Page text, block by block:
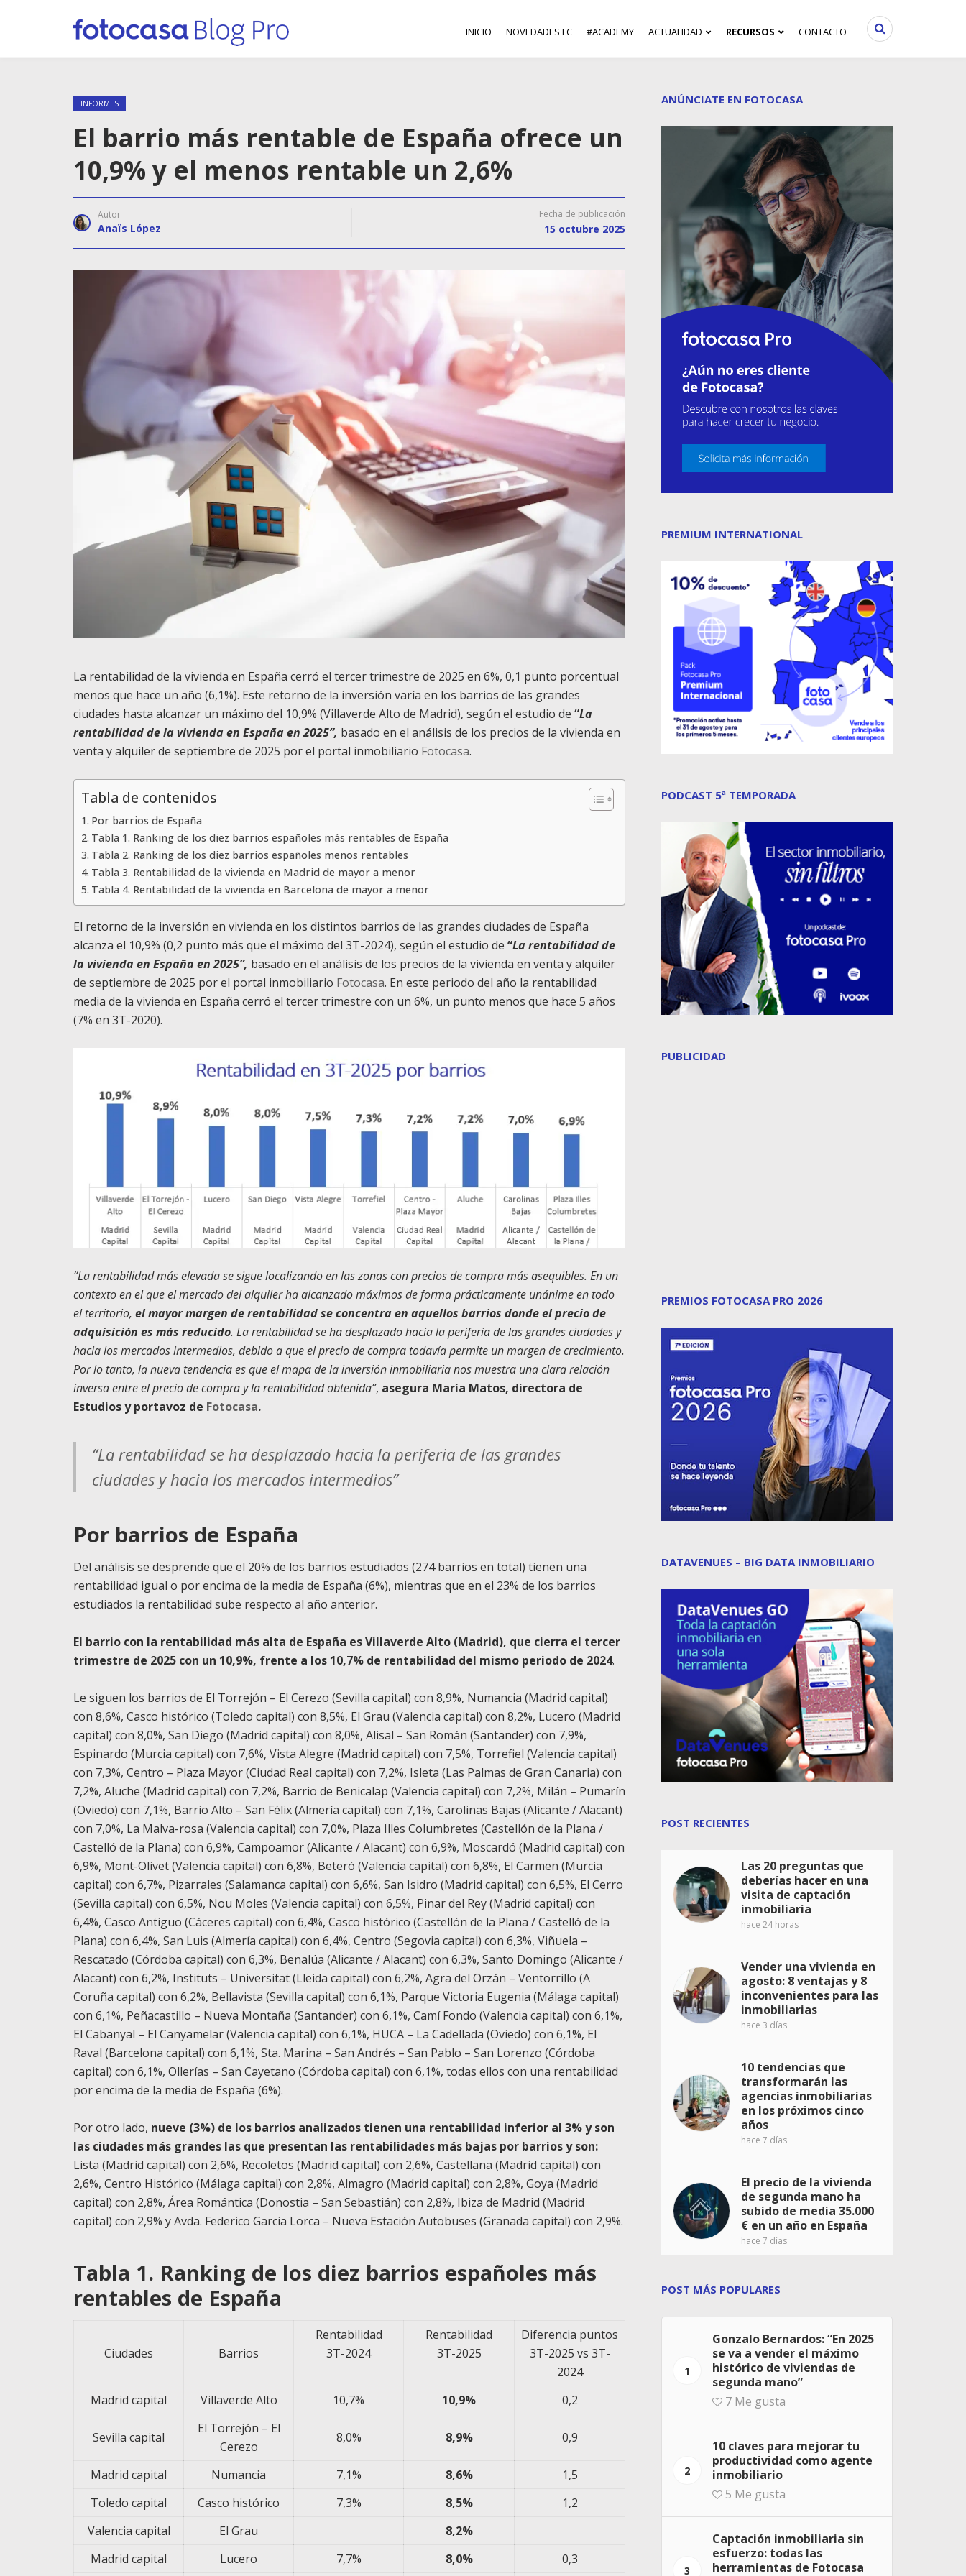
INICIO NOVEDADES FC #ACADEMY ACTUALIDAD RECURSOS CONTACTO
INFORMES
El barrio más rentable de España ofrece un
10,9% y el menos rentable un 2,6%
Autor
Anaïs López
Fecha de publicación
15 octubre 2025
La rentabilidad de la vivienda en España cerró el tercer trimestre de 2025 en 6%, 0,1 punto porcentual
menos que hace un año (6,1%). Este retorno de la inversión varía en los barrios de las grandes
ciudades hasta alcanzar un máximo del 10,9% (Villaverde Alto de Madrid), según el estudio de “La
rentabilidad de la vivienda en España en 2025”, basado en el análisis de los precios de la vivienda en
venta y alquiler de septiembre de 2025 por el portal inmobiliario Fotocasa.
Tabla de contenidos
Por barrios de España
Tabla 1. Ranking de los diez barrios españoles más rentables de España
Tabla 2. Ranking de los diez barrios españoles menos rentables
Tabla 3. Rentabilidad de la vivienda en Madrid de mayor a menor
Tabla 4. Rentabilidad de la vivienda en Barcelona de mayor a menor
El retorno de la inversión en vivienda en los distintos barrios de las grandes ciudades de España
alcanza el 10,9% (0,2 punto más que el máximo del 3T-2024), según el estudio de “La rentabilidad de
la vivienda en España en 2025”, basado en el análisis de los precios de la vivienda en venta y alquiler
de septiembre de 2025 por el portal inmobiliario Fotocasa. En este periodo del año la rentabilidad
media de la vivienda en España cerró el tercer trimestre con un 6%, un punto menos que hace 5 años
(7% en 3T-2020).
“La rentabilidad más elevada se sigue localizando en las zonas con precios de compra más asequibles. En un
contexto en el que el mercado del alquiler ha alcanzado máximos de forma prácticamente unánime en todo
el territorio, el mayor margen de rentabilidad se concentra en aquellos barrios donde el precio de
adquisición es más reducido. La rentabilidad se ha desplazado hacia la periferia de las grandes ciudades y
hacia los mercados intermedios, debido a que el precio de compra todavía permite un margen de crecimiento.
Por lo tanto, la nueva tendencia es que el mapa de la inversión inmobiliaria nos muestra una clara relación
inversa entre el precio de compra y la rentabilidad obtenida”, asegura María Matos, directora de
Estudios y portavoz de Fotocasa.
“La rentabilidad se ha desplazado hacia la periferia de las grandes
ciudades y hacia los mercados intermedios”
Por barrios de España
Del análisis se desprende que el 20% de los barrios estudiados (274 barrios en total) tienen una
rentabilidad igual o por encima de la media de España (6%), mientras que en el 23% de los barrios
estudiados la rentabilidad sube respecto al año anterior.
El barrio con la rentabilidad más alta de España es Villaverde Alto (Madrid), que cierra el tercer
trimestre de 2025 con un 10,9%, frente a los 10,7% de rentabilidad del mismo periodo de 2024.
Le siguen los barrios de El Torrejón – El Cerezo (Sevilla capital) con 8,9%, Numancia (Madrid capital)
con 8,6%, Casco histórico (Toledo capital) con 8,5%, El Grau (Valencia capital) con 8,2%, Lucero (Madrid
capital) con 8,0%, San Diego (Madrid capital) con 8,0%, Alisal – San Román (Santander) con 7,9%,
Espinardo (Murcia capital) con 7,6%, Vista Alegre (Madrid capital) con 7,5%, Torrefiel (Valencia capital)
con 7,3%, Centro – Plaza Mayor (Ciudad Real capital) con 7,2%, Isleta (Las Palmas de Gran Canaria) con
7,2%, Aluche (Madrid capital) con 7,2%, Barrio de Benicalap (Valencia capital) con 7,2%, Milán – Pumarín
(Oviedo) con 7,1%, Barrio Alto – San Félix (Almería capital) con 7,1%, Carolinas Bajas (Alicante / Alacant)
con 7,0%, La Malva-rosa (Valencia capital) con 7,0%, Plaza Illes Columbretes (Castellón de la Plana /
Castelló de la Plana) con 6,9%, Campoamor (Alicante / Alacant) con 6,9%, Moscardó (Madrid capital) con
6,9%, Mont-Olivet (Valencia capital) con 6,8%, Beteró (Valencia capital) con 6,8%, El Carmen (Murcia
capital) con 6,7%, Pizarrales (Salamanca capital) con 6,6%, San Isidro (Madrid capital) con 6,5%, El Cerro
(Sevilla capital) con 6,5%, Nou Moles (Valencia capital) con 6,5%, Pinar del Rey (Madrid capital) con
6,4%, Casco Antiguo (Cáceres capital) con 6,4%, Casco histórico (Castellón de la Plana / Castelló de la
Plana) con 6,4%, San Luis (Almería capital) con 6,4%, Centro (Segovia capital) con 6,3%, Viñuela –
Rescatado (Córdoba capital) con 6,3%, Benalúa (Alicante / Alacant) con 6,3%, Santo Domingo (Alicante /
Alacant) con 6,2%, Instituts – Universitat (Lleida capital) con 6,2%, Agra del Orzán – Ventorrillo (A
Coruña capital) con 6,2%, Bellavista (Sevilla capital) con 6,1%, Parque Victoria Eugenia (Málaga capital)
con 6,1%, Peñacastillo – Nueva Montaña (Santander) con 6,1%, Camí Fondo (Valencia capital) con 6,1%,
El Cabanyal – El Canyamelar (Valencia capital) con 6,1%, HUCA – La Cadellada (Oviedo) con 6,1%, El
Raval (Barcelona capital) con 6,1%, Sta. Marina – San Andrés – San Pablo – San Lorenzo (Córdoba
capital) con 6,1%, Ollerías – San Cayetano (Córdoba capital) con 6,1%, todas ellos con una rentabilidad
por encima de la media de España (6%).
Por otro lado, nueve (3%) de los barrios analizados tienen una rentabilidad inferior al 3% y son
las ciudades más grandes las que presentan las rentabilidades más bajas por barrios y son:
Lista (Madrid capital) con 2,6%, Recoletos (Madrid capital) con 2,6%, Castellana (Madrid capital) con
2,6%, Centro Histórico (Málaga capital) con 2,8%, Almagro (Madrid capital) con 2,8%, Goya (Madrid
capital) con 2,8%, Área Romántica (Donostia – San Sebastián) con 2,8%, Ibiza de Madrid (Madrid
capital) con 2,9% y Avda. Federico Garcia Lorca – Nueva Estación Autobuses (Granada capital) con 2,9%.
Tabla 1. Ranking de los diez barrios españoles más
rentables de España
Ciudades Barrios
Rentabilidad
3T-2024
Rentabilidad
3T-2025
Diferencia puntos
3T-2025 vs 3T-
2024
Madrid capital
Villaverde Alto 10,7% 10,9% 0,2
Sevilla capital
El Torrejón – El
Cerezo
8,0% 8,9% 0,9
Madrid capital Numancia 7,1% 8,6%
1,5
Toledo capital
Casco histórico 7,3% 8,5%
1,2
Valencia capital
El Grau
8,2%
Madrid capital
Lucero 7,7% 8,0% 0,3
ANÚNCIATE EN FOTOCASA
PREMIUM INTERNATIONAL
PODCAST 5ª TEMPORADA
PUBLICIDAD
PREMIOS FOTOCASA PRO 2026
DATAVENUES – BIG DATA INMOBILIARIO
POST RECIENTES
Las 20 preguntas que
deberías hacer en una
visita de captación
inmobiliaria
hace 24 horas
Vender una vivienda en
agosto: 8 ventajas y 8
inconvenientes para las
inmobiliarias
hace 3 días
10 tendencias que
transformarán las
agencias inmobiliarias
en los próximos cinco
años
hace 7 días
El precio de la vivienda
de segunda mano ha
subido de media 35.000
€ en un año en España
hace 7 días
POST MÁS POPULARES
1
Gonzalo Bernardos: “En 2025
se va a vender el máximo
histórico de viviendas de
segunda mano”
7 Me gusta
2
10 claves para mejorar tu
productividad como agente
inmobiliario
5 Me gusta
3
Captación inmobiliaria sin
esfuerzo: todas las
herramientas de Fotocasa